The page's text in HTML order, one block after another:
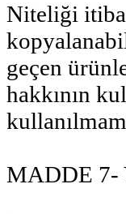
Niteliği
geçen
hakkının
MADDE